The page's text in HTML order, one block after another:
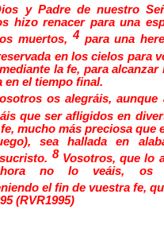
y Padre de nuestro
hizo renacer para una
muertos,4 para una
en los cielos para
la fe, para
en el tiempo final.
os alegráis,
que ser afligidos en
mucho más preciosa que
sea hallada en
8 Vosotros, que lo
no lo veáis, os
el fin de vuestra fe,
(RVR1995)